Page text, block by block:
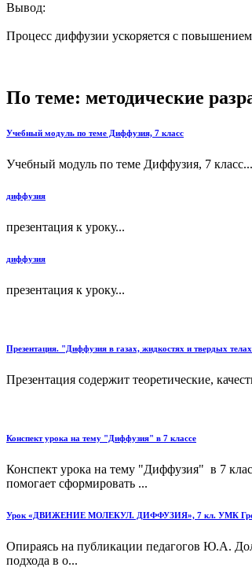
Вывод:
Процесс диффузии ускоряется с
По теме: методические
Учебный модуль по теме Диффузия, 7 класс
Учебный модуль по теме Диффузия, 7 класс...
диффузия
презентация к уроку...
диффузия
презентация к уроку...
Презентация. "Диффузия в газах, жидкостях и твердых
Презентация содержит теоретические,
Конспект урока на тему "Диффузия" в 7 классе
Конспект урока на тему "Диффузия" в 7
помогает сформировать ...
Урок «ДВИЖЕНИЕ МОЛЕКУЛ. ДИФФУЗИЯ», 7 кл. УМК
Опираясь на публикации педагогов Ю.А.
подхода в о...